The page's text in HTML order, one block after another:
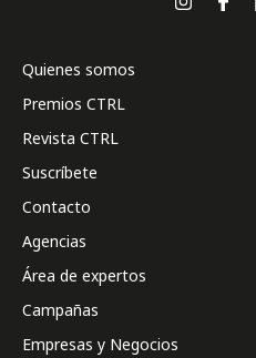
Quienes somos
Premios CTRL
Revista CTRL
Suscríbete
Contacto
Agencias
Área de expertos
Campañas
Empresas y Negocios